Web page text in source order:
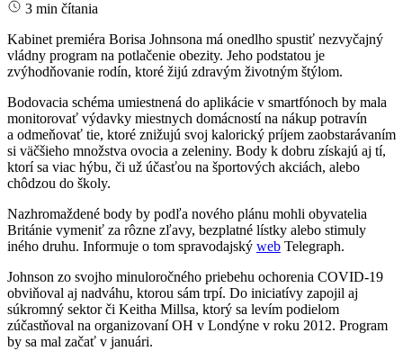
3 min čítania
Kabinet premiéra Borisa Johnsona má onedlho spustiť nezvyčajný
vládny program na potlačenie obezity. Jeho podstatou je
zvýhodňovanie rodín, ktoré žijú zdravým životným štýlom.
Bodovacia schéma umiestnená do aplikácie v smartfónoch by mala
monitorovať výdavky miestnych domácností na nákup potravín
a odmeňovať tie, ktoré znižujú svoj kalorický príjem zaobstarávaním
si väčšieho množstva ovocia a zeleniny. Body k dobru získajú aj tí,
ktorí sa viac hýbu, či už účasťou na športových akciách, alebo
chôdzou do školy.
Nazhromaždené body by podľa nového plánu mohli obyvatelia
Británie vymeniť za rôzne zľavy, bezplatné lístky alebo stimuly
iného druhu. Informuje o tom spravodajský web Telegraph.
Johnson zo svojho minuloročného priebehu ochorenia COVID-19
obviňoval aj nadváhu, ktorou sám trpí. Do iniciatívy zapojil aj
súkromný sektor či Keitha Millsa, ktorý sa levím podielom
zúčastňoval na organizovaní OH v Londýne v roku 2012. Program
by sa mal začať v januári.